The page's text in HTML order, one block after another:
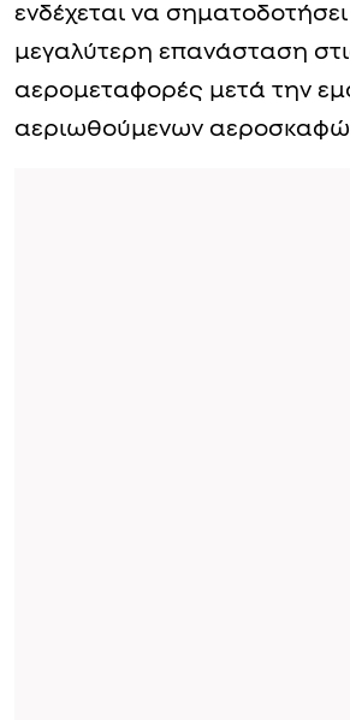
ενδέχεται να
μεγαλύτερη επανάσταση
αερομεταφορές μετά την
αεριωθούμενων